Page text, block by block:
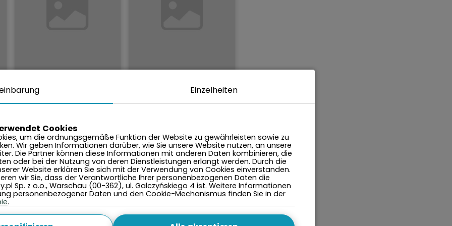
Preis je
Nacht von:
Weichsel, ul. Malinka
40B,BG,BR
Jacuzzi • Freibad •
am Waldrand •
Schwimmbad • Sauna
Ansehen
2.000
Nordic Walking •
Hundeschlittenfahren •
umzäuntes Gelände •
Abfalltrennung •
Platz für Grill/Lagerfeuer
Ansehen
Einzelheiten
Cookies
um die ordnungsgemäße Funktion der Website zu gewährleisten sowie zu
Wir geben Informationen darüber, wie Sie unsere Website nutzen, an unsere
Die Partner können diese Informationen mit anderen Daten kombinieren, die
oder bei der Nutzung von deren Dienstleistungen erlangt werden. Durch die
Website erklären Sie sich mit der Verwendung von Cookies einverstanden.
wir Sie, dass der Verantwortliche Ihrer personenbezogenen Daten die
Sp. z o.o., Warschau (00-362), ul. Galczyńskiego 4 ist. Weitere Informationen
personenbezogener Daten und den Cookie-Mechanismus finden Sie in der
.